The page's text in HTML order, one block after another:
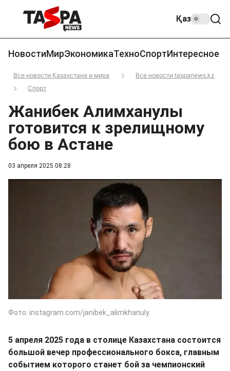
Қаз
НовостиМирЭкономикаТехноСпортИнтересное
Все новости Казахстана и мира
Все новости taspanews.kz
Спорт
03 апреля 2025 08:28
Жанибек Алимханулы
готовится к зрелищному
бою в Астане
Фото: instagram.com/janibek_alimkhanuly
5 апреля 2025 года в столице Казахстана состоится
большой вечер профессионального бокса, главным
событием которого станет бой за чемпионский